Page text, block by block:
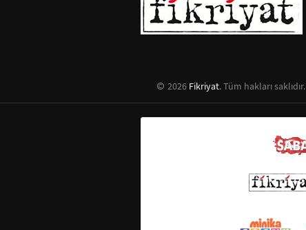
2026 Fikriyat. Tüm hakları saklıdır.